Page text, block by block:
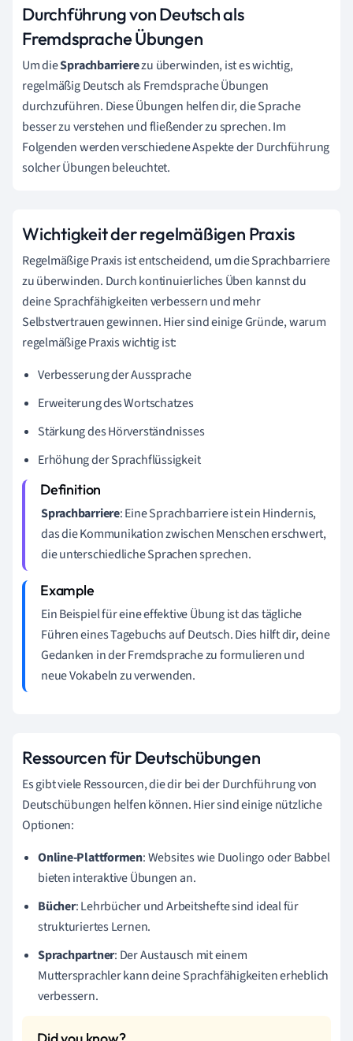
Durchführung von Deutsch als
Fremdsprache Übungen
Um dieSprachbarrierezu überwinden, ist es wichtig,
regelmäßig Deutsch als Fremdsprache Übungen
durchzuführen. Diese Übungen helfen dir, die Sprache
besser zu verstehen und fließender zu sprechen. Im
Folgenden werden verschiedene Aspekte der Durchführung
solcher Übungen beleuchtet.
Wichtigkeit der regelmäßigen Praxis
Regelmäßige Praxis ist entscheidend, um die Sprachbarriere
zu überwinden. Durch kontinuierliches Üben kannst du
deine Sprachfähigkeiten verbessern und mehr
Selbstvertrauen gewinnen. Hier sind einige Gründe, warum
regelmäßige Praxis wichtig ist:
Verbesserung der Aussprache
Erweiterung des Wortschatzes
Stärkung des Hörverständnisses
Erhöhung der Sprachflüssigkeit
Sprachbarriere: Eine Sprachbarriere ist ein Hindernis,
das die Kommunikation zwischen Menschen erschwert,
die unterschiedliche Sprachen sprechen.
Ein Beispiel für eine effektive Übung ist das tägliche
Führen eines Tagebuchs auf Deutsch. Dies hilft dir, deine
Gedanken in der Fremdsprache zu formulieren und
neue Vokabeln zu verwenden.
Ressourcen für Deutschübungen
Es gibt viele Ressourcen, die dir bei der Durchführung von
Deutschübungen helfen können. Hier sind einige nützliche
Optionen:
Online-Plattformen: Websites wie Duolingo oder Babbel
bieten interaktive Übungen an.
Bücher: Lehrbücher und Arbeitshefte sind ideal für
strukturiertes Lernen.
Sprachpartner: Der Austausch mit einem
Muttersprachler kann deine Sprachfähigkeiten erheblich
verbessern.